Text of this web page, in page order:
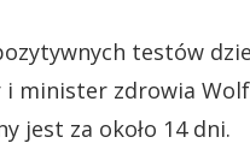
testów
minister zdrowia
jest za około 14 dni.